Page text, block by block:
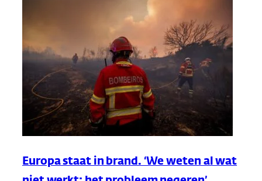
Europa staat in brand. ‘We weten al wat